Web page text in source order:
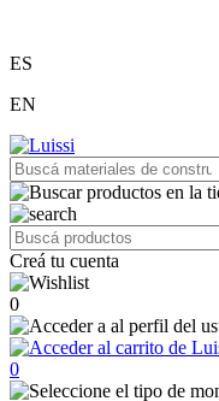
ES
EN
Creá tu cuenta
0
0